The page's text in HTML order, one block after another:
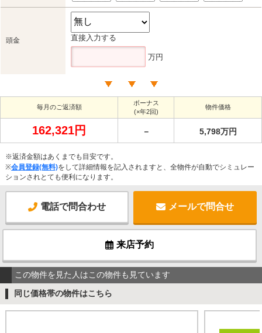
頭金 直接入力する
万円
毎月のご返済額
ボーナス
(×年2回)
物件価格
162,321円 － 5,798万円
※返済金額はあくまでも目安です。
※会員登録(無料)をして詳細情報を記入されますと、全物件が自動でシミュレー
ションされとても便利になります。
電話で問合わせ メールで問合せ
来店予約
この物件を見た人はこの物件も見ています
同じ価格帯の物件はこちら